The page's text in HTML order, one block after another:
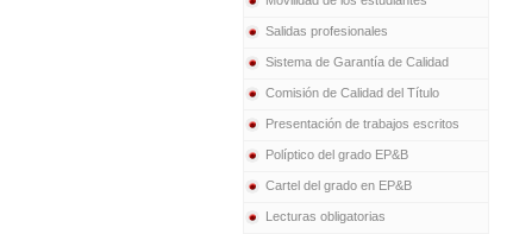
Salidas profesionales
Sistema de Garantía de Calidad
Comisión de Calidad del Título
Presentación de trabajos escritos
Políptico del grado EP&B
Cartel del grado en EP&B
Lecturas obligatorias